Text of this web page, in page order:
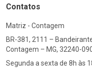
Contatos
Matriz - Contagem
BR-381, 2111 –
Contagem – MG, 32240-
Segunda a sexta de 8h às